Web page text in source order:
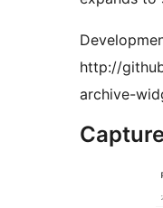
http://
archive-